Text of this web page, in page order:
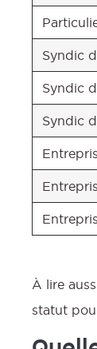
Syndic
À lire
statut